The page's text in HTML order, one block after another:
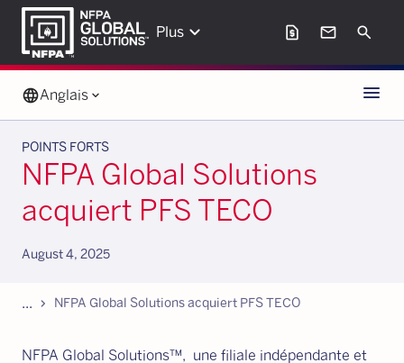
Pluskeyboard_arrow_down request_page mail Search
languageAnglais keyboard_arrow_down Menu
POINTS FORTS
NFPA Global Solutions
acquiert PFS TECO
August 4, 2025
... chevron_forward NFPA Global Solutions acquiert PFS TECO
NFPA Global Solutions™, une filiale indépendante et